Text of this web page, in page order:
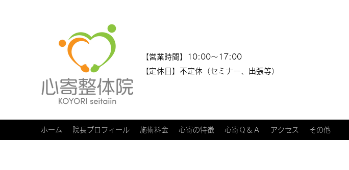
​​【営業時間】10:00～17:00
【定休日】不定休（セミナー、出張等）
ホーム 院長プロフィール 施術料金 心寄の特徴 心寄Ｑ＆Ａ アクセス その他